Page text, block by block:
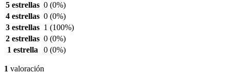
5 estrellas 0 (0%)
4 estrellas 0 (0%)
3 estrellas 1 (100%)
2 estrellas 0 (0%)
1 estrella
0 (0%)
1 valoración